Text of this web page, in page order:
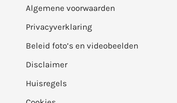
Algemene voorwaarden
Privacyverklaring
Beleid foto’s en videobeelden
Disclaimer
Huisregels